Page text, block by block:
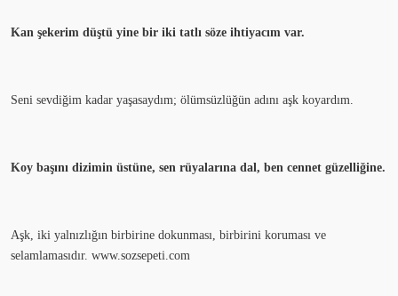
Kan şekerim düştü yine bir iki tatlı söze ihtiyacım var.
Seni sevdiğim kadar yaşasaydım; ölümsüzlüğün adını aşk koyardım.
Koy başını dizimin üstüne, sen rüyalarına dal, ben cennet güzelliğine.
Aşk, iki yalnızlığın birbirine dokunması, birbirini koruması ve
selamlamasıdır. www.sozsepeti.com